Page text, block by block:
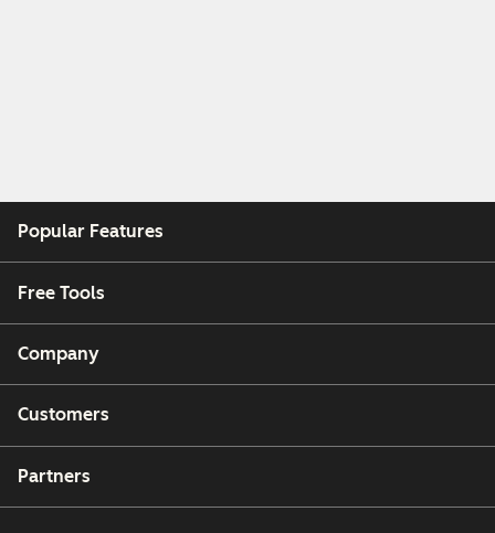
Popular Features
Free Tools
Company
Customers
Partners